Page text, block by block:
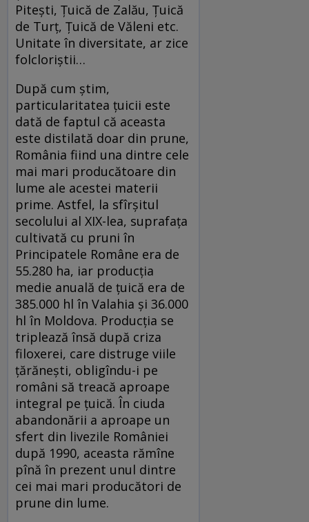
Piteşti, Ţuică de Zalău, Ţuică
de Turţ, Ţuică de Văleni etc.
Unitate în diversitate, ar zice
folcloriștii…
După cum știm,
particularitatea țuicii este
dată de faptul că aceasta
este distilată doar din prune,
România fiind una dintre cele
mai mari producătoare din
lume ale acestei materii
prime. Astfel, la sfîrșitul
secolului al XIX-lea, suprafața
cultivată cu pruni în
Principatele Române era de
55.280 ha, iar producția
medie anuală de țuică era de
385.000 hl în Valahia și 36.000
hl în Moldova. Producția se
triplează însă după criza
filoxerei, care distruge viile
țărănești, obligîndu-i pe
români să treacă aproape
integral pe țuică. În ciuda
abandonării a aproape un
sfert din livezile României
după 1990, aceasta rămîne
pînă în prezent unul dintre
cei mai mari producători de
prune din lume.